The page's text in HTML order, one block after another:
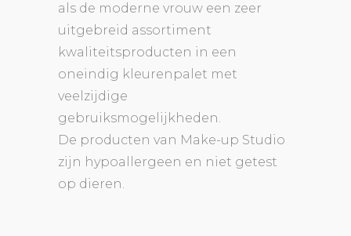
als de moderne vrouw een zeer
uitgebreid assortiment
kwaliteitsproducten in een
oneindig kleurenpalet met
veelzijdige
gebruiksmogelijkheden.
De producten van Make-up Studio
zijn hypoallergeen en niet getest
op dieren.